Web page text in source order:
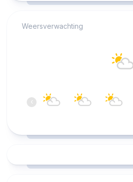
Weersverwachting
‹